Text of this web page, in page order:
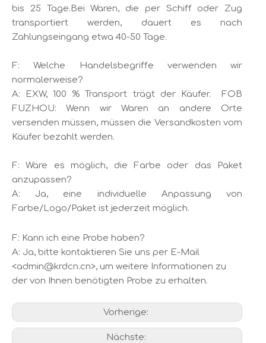
bis 25 Tage.Bei Waren, die per Schiff oder Zug
transportiert werden, dauert es nach
Zahlungseingang etwa 40-50 Tage.
F: Welche Handelsbegriffe verwenden wir
normalerweise?
A: EXW, 100 % Transport trägt der Käufer. FOB
FUZHOU: Wenn wir Waren an andere Orte
versenden müssen, müssen die Versandkosten vom
Käufer bezahlt werden.
F: Wäre es möglich, die Farbe oder das Paket
anzupassen?
A: Ja, eine individuelle Anpassung von
Farbe/Logo/Paket ist jederzeit möglich.
F: Kann ich eine Probe haben?
A: Ja, bitte kontaktieren Sie uns per E-Mail
<admin@krdcn.cn>, um weitere Informationen zu
der von Ihnen benötigten Probe zu erhalten.
Vorherige:
Nächste: